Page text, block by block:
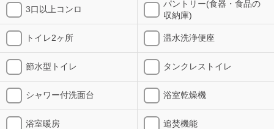
3口以上コンロ
パントリー(食器・食品の
収納庫)
トイレ2ヶ所 温水洗浄便座
節水型トイレ タンクレストイレ
シャワー付洗面台 浴室乾燥機
浴室暖房 追焚機能